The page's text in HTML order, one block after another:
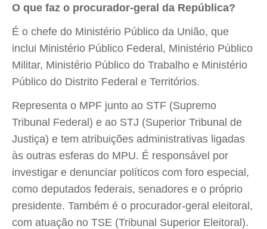
O que faz o procurador-geral da República?
É o chefe do Ministério Público da União, que
inclui Ministério Público Federal, Ministério Público
Militar, Ministério Público do Trabalho e Ministério
Público do Distrito Federal e Territórios.
Representa o MPF junto ao STF (Supremo
Tribunal Federal) e ao STJ (Superior Tribunal de
Justiça) e tem atribuições administrativas ligadas
às outras esferas do MPU. É responsável por
investigar e denunciar políticos com foro especial,
como deputados federais, senadores e o próprio
presidente. Também é o procurador-geral eleitoral,
com atuação no TSE (Tribunal Superior Eleitoral).